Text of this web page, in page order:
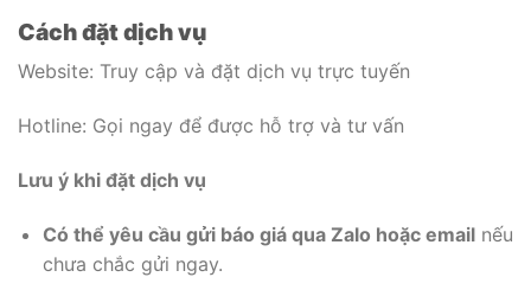
Cách đặt dịch vụ
Website: Truy cập và đặt dịch vụ trực tuyến
Hotline: Gọi ngay để được hỗ trợ và tư vấn
Lưu ý khi đặt dịch vụ
Có thể yêu cầu gửi báo giá qua Zalo hoặc emailnếu
chưa chắc gửi ngay.